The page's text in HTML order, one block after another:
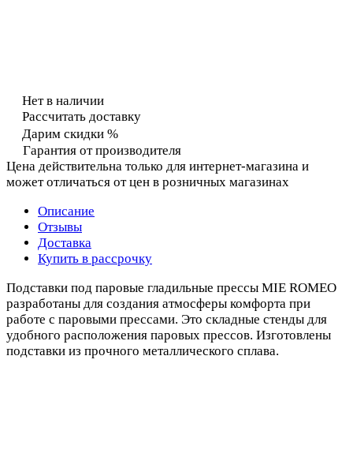
Нет в наличии
Рассчитать доставку
Дарим скидки %
Гарантия от производителя
Цена действительна только для интернет-магазина и
может отличаться от цен в розничных магазинах
Описание
Отзывы
Доставка
Купить в рассрочку
Подставки под паровые гладильные прессы MIE ROMEO
разработаны для создания атмосферы комфорта при
работе с паровыми прессами. Это складные стенды для
удобного расположения паровых прессов. Изготовлены
подставки из прочного металлического сплава.